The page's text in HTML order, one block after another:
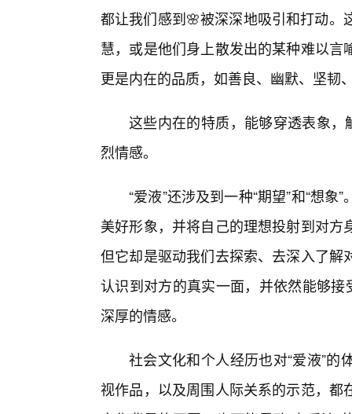
都让我们感到🌸被深深地吸引和打动
慧，或是他们身上散发出的某种难以
更是内在的品质，如善良、幽默、坚韧
这些内在的特质，能够穿透表象，
烈情感。
“爱液”还涉及到一种“期望”和“想
美好形象，并将自己的理想投射到对
但它却是驱动我们去探索、去深入了
认识到对方的真实一面，并依然能够
深厚的情感。
社会文化和个人经历也对“爱液”
视作品，以及周围人际关系的示范，